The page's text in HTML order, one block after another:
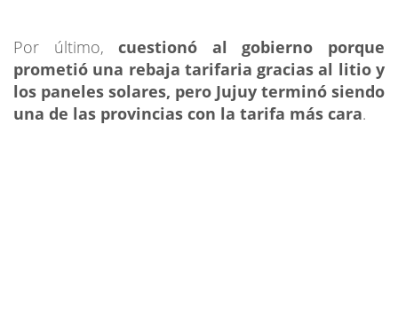
Por último,cuestionó al gobierno porque
prometió una rebaja tarifaria gracias al litio y
los paneles solares, pero Jujuy terminó siendo
una de las provincias con la tarifa más cara.